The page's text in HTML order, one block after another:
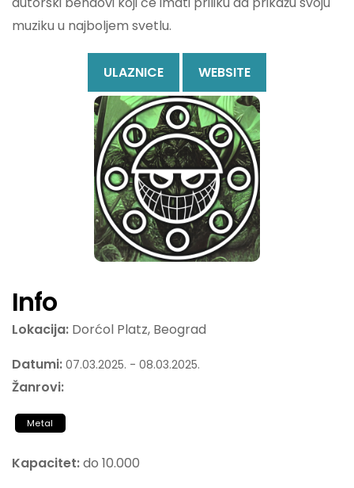
muziku u najboljem svetlu.
ULAZNICE WEBSITE
Info
Lokacija: Dorćol Platz, Beograd
Datumi: 07.03.2025. - 08.03.2025.
Žanrovi:
Metal
Kapacitet:do 10.000